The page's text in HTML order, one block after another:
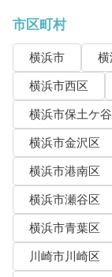
市区町村
横浜市 横
横浜市西区
横浜市保土ケ
横浜市金沢区
横浜市港南区
横浜市瀬谷区
横浜市青葉区
川崎市川崎区